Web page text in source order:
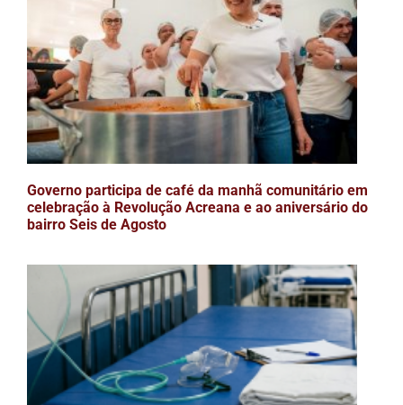
Governo participa de café da manhã comunitário em
celebração à Revolução Acreana e ao aniversário do
bairro Seis de Agosto